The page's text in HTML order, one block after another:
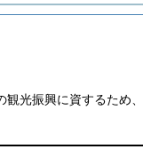
光振興に資するため